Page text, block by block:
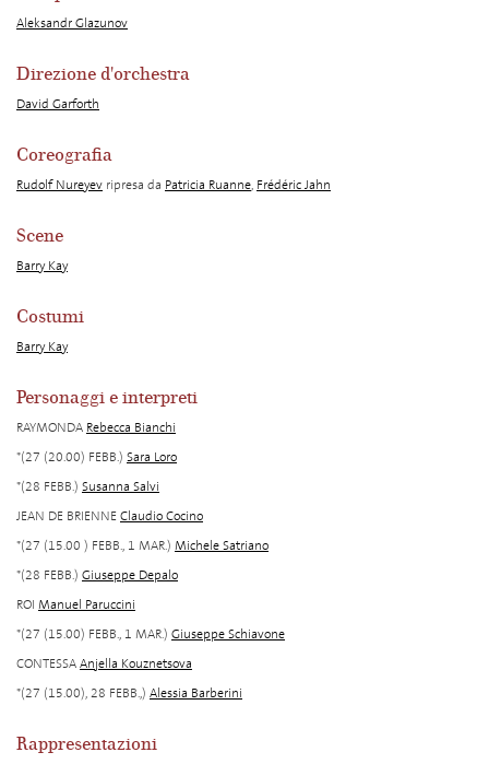
Aleksandr Glazunov
Direzione d'orchestra
David Garforth
Coreografia
Rudolf Nureyev ripresa da Patricia Ruanne, Frédéric Jahn
Scene
Barry Kay
Costumi
Barry Kay
Personaggi e interpreti
RAYMONDA Rebecca Bianchi
*(27 (20.00) FEBB.) Sara Loro
*(28 FEBB.) Susanna Salvi
JEAN DE BRIENNEClaudio Cocino
*(27 (15.00 ) FEBB., 1 MAR.) Michele Satriano
*(28 FEBB.) Giuseppe Depalo
ROI Manuel Paruccini
*(27 (15.00) FEBB., 1 MAR.) Giuseppe Schiavone
CONTESSAAnjella Kouznetsova
*(27 (15.00), 28 FEBB.,) Alessia Barberini
Rappresentazioni